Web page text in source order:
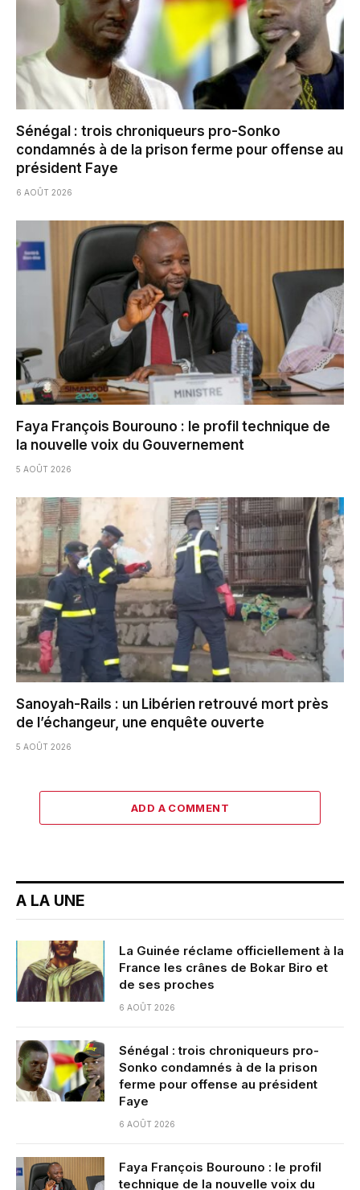
Sénégal : trois chroniqueurs pro-Sonko
condamnés à de la prison ferme pour offense au
président Faye
6 AOÛT 2026
Faya François Bourouno : le profil technique de
la nouvelle voix du Gouvernement
5 AOÛT 2026
Sanoyah-Rails : un Libérien retrouvé mort près
de l’échangeur, une enquête ouverte
5 AOÛT 2026
ADD A COMMENT
A LA UNE
La Guinée réclame officiellement à la
France les crânes de Bokar Biro et
de ses proches
6 AOÛT 2026
Sénégal : trois chroniqueurs pro-
Sonko condamnés à de la prison
ferme pour offense au président
Faye
6 AOÛT 2026
Faya François Bourouno : le profil
technique de la nouvelle voix du